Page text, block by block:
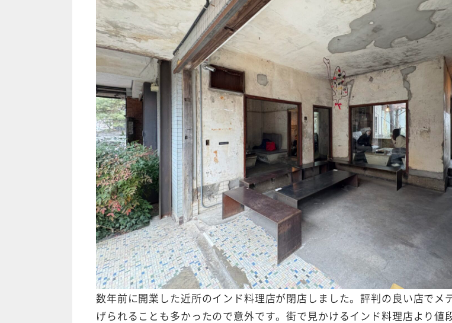
数年前に開業した近所のインド料理店が閉店しました。評判の良い店でメ
げられることも多かったので意外です。街で見かけるインド料理店より値